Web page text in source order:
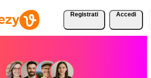
Registrati Accedi